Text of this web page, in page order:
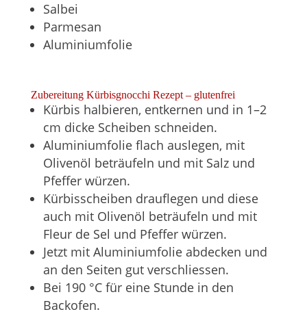
Salbei
Parmesan
Aluminiumfolie
Zubereitung Kürbisgnocchi Rezept – glutenfrei
Kürbis halbieren, entkernen und in 1–2
cm dicke Scheiben schneiden.
Aluminiumfolie flach auslegen, mit
Olivenöl beträufeln und mit Salz und
Pfeffer würzen.
Kürbisscheiben drauflegen und diese
auch mit Olivenöl beträufeln und mit
Fleur de Sel und Pfeffer würzen.
Jetzt mit Aluminiumfolie abdecken und
an den Seiten gut verschliessen.
Bei 190 °C für eine Stunde in den
Backofen.